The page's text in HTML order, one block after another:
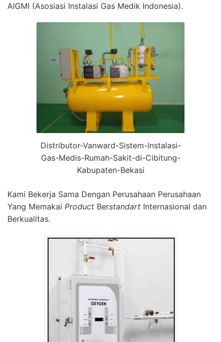
AIGMI (Asosiasi Instalasi Gas Medik Indonesia).
Distributor-Vanward-Sistem-Instalasi-
Gas-Medis-Rumah-Sakit-di-Cibitung-
Kabupaten-Bekasi
Kami Bekerja Sama Dengan Perusahaan Perusahaan
Yang Memakai Product Berstandart Internasional dan
Berkualitas.